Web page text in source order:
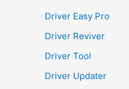
Driver Easy Pro
Driver Reviver
Driver Tool
Driver Updater